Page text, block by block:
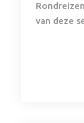
van deze